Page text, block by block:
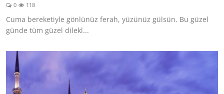
0 118
Cuma bereketiyle gönlünüz ferah, yüzünüz gülsün. Bu güzel
günde tüm güzel dilekl...